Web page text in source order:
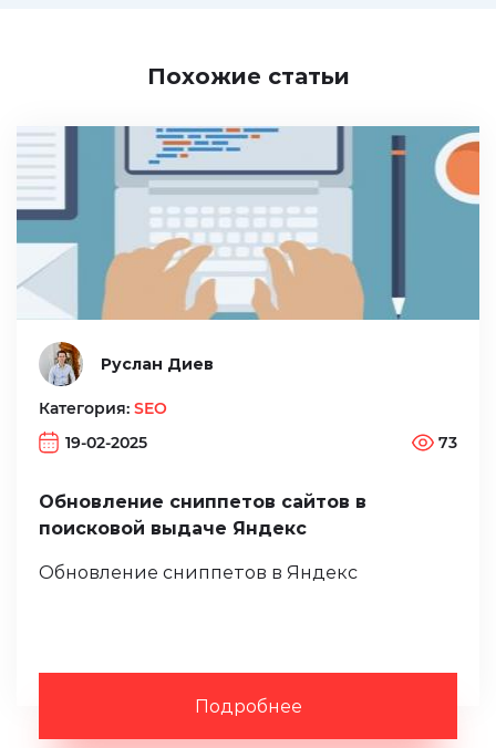
Похожие статьи
Руслан Диев
Категория: SEO
19-02-2025
73
Обновление сниппетов сайтов в
поисковой выдаче Яндекс
Обновление сниппетов в Яндекс
Подробнее